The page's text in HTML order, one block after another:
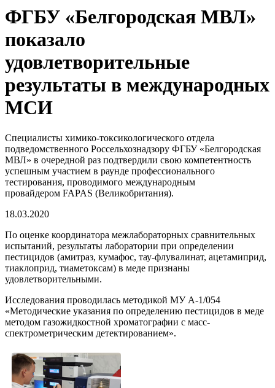
ФГБУ «Белгородская МВЛ»
показало
удовлетворительные
результаты в международных
МСИ
Специалисты химико-токсикологического отдела
подведомственного Россельхознадзору ФГБУ «Белгородская
МВЛ» в очередной раз подтвердили свою компетентность
успешным участием в раунде профессионального
тестирования, проводимого международным
провайдером FAPAS (Великобритания).
18.03.2020
По оценке координатора межлабораторных сравнительных
испытаний, результаты лаборатории при определении
пестицидов (амитраз, кумафос, тау-флувалинат, ацетамиприд,
тиаклоприд, тиаметоксам) в меде признаны
удовлетворительными.
Исследования проводилась методикой МУ А-1/054
«Методические указания по определению пестицидов в меде
методом газожидкостной хроматографии с масс-
спектрометрическим детектированием».